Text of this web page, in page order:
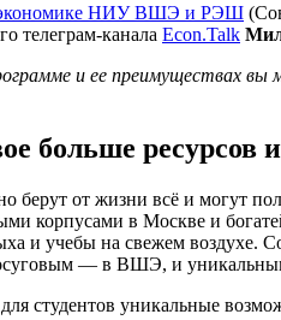
экономике НИУ ВШЭ и РЭШ
телеграм-канала Econ.Talk
и ее преимуществах
больше ресурсов
берут от жизни всё и могут
корпусами в Москве и
и учебы на свежем воздухе.
— в ВШЭ, и
для студентов уникальные